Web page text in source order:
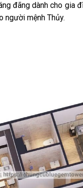
đãng dành cho gia
người mệnh Thủy.